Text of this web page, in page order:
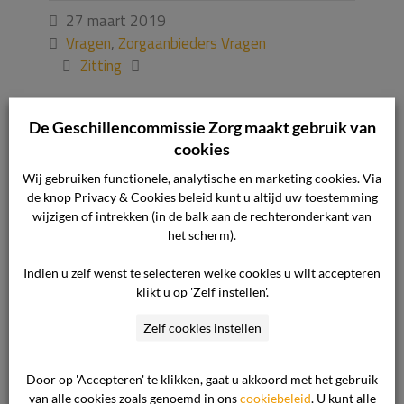
 27 maart 2019
 Vragen,Zorgaanbieders Vragen
 Zitting 
Waar vindt de
zitting plaats?
De Geschillencommissie Zorg heeft meerdere
locaties waar een zitting kan plaatsvinden. De
De locaties zijn vooraf vastgesteld en niet te
De Geschillencommissie Zorg maakt gebruik van
cookies
Wij gebruiken functionele, analytische en marketing cookies. Via
de knop Privacy & Cookies beleid kunt u altijd uw toestemming
wijzigen of intrekken (in de balk aan de rechteronderkant van
het scherm).
Indien u zelf wenst te selecteren welke cookies u wilt accepteren
klikt u op 'Zelf instellen'.
Zelf cookies instellen
Door op 'Accepteren' te klikken, gaat u akkoord met het gebruik
van alle cookies zoals genoemd in onscookiebeleid. U kunt alle